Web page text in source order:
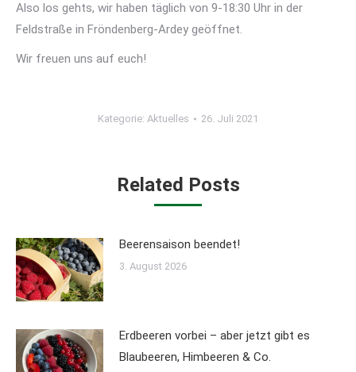
Also los gehts, wir haben täglich von 9-18:30 Uhr in der
Feldstraße in Fröndenberg-Ardey geöffnet.
Wir freuen uns auf euch!
Kategorie: Aktuelles 26. Juli 2021
Related Posts
Beerensaison beendet!
3. August 2026
Erdbeeren vorbei – aber jetzt gibt es
Blaubeeren, Himbeeren & Co.